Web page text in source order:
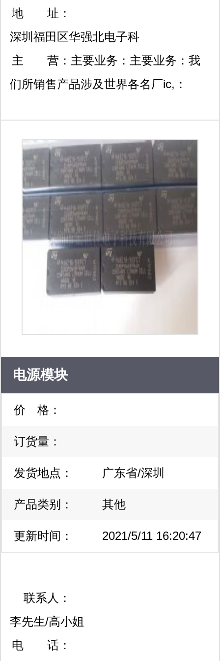
地 址：
深圳福田区华强北电子科
技大厦a座36楼c09室《本
公司为一般纳税人，可开1
主 营： 主要业务：主要业务：我
们所销售产品涉及世界各名厂ic,：
尔）、stc单片机、英特尔（intel） 、
德州仪器（ti）、飞利浦（philips）、
海力士（hynix）、mitsubishi （三
菱）、美国仿真器件（adi）、国际整
流器（ir）、台湾硅成（icsi）、三星
（samsung）、瑞萨（renesas）、东
芝（toshiba）、意法（st）、摩托罗拉
（atmel）、安捷伦。
电源模块
价 格：
订货量：
发货地点： 广东省/深圳
产品类别： 其他
更新时间： 2021/5/11 16:20:47
联系人：
李先生/高小姐
电 话：